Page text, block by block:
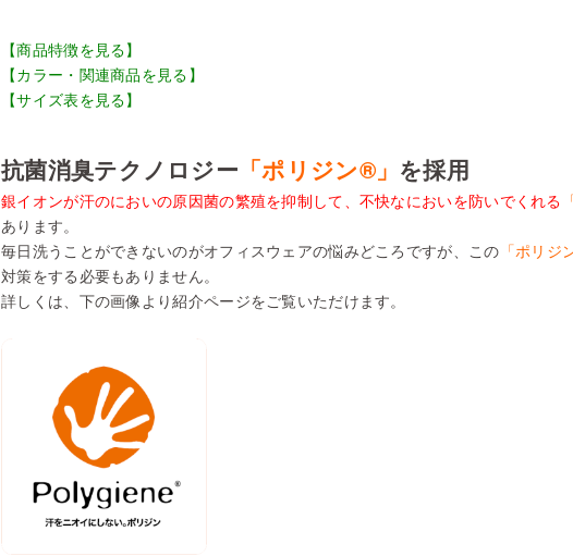
【商品特徴を見る】
【カラー・関連商品を見る】
【サイズ表を見る】
抗菌消臭テクノロジー 「ポリジン®」 を採用
銀イオンが汗のにおいの原因菌の繁殖を抑制して、不快なにおいを防いでくれる
あります。
毎日洗うことができないのがオフィスウェアの悩みどころですが、この 「ポリジ
対策をする必要もありません。
詳しくは、下の画像より紹介ページをご覧いただけます。